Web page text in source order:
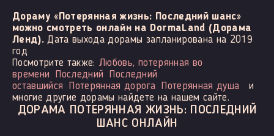
Дораму «Потерянная жизнь: Последний шанс»
можно смотреть онлайн на DormaLand (Дорама
Ленд). Дата выхода дорамы запланирована на 2019
год
Посмотрите также: Любовь, потерянная во
времени
Последний
Последний
оставшийся
Потерянная дорога Потерянная душа
и
многие другие дорамы найдете на нашем сайте.
ДОРАМА ПОТЕРЯННАЯ ЖИЗНЬ: ПОСЛЕДНИЙ
ШАНС ОНЛАЙН